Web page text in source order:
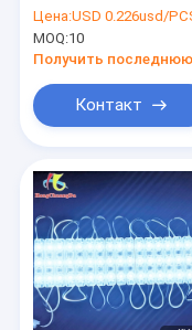
150LM СИД
коробки 3W
46*30mm
Цена:USD 0.226usd/PCS Price
MOQ:10
Контакт